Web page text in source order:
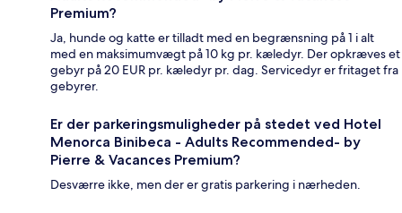
Premium?
Ja, hunde og katte er tilladt med en begrænsning på 1 i alt
med en maksimumvægt på 10 kg pr. kæledyr. Der opkræves et
gebyr på 20 EUR pr. kæledyr pr. dag. Servicedyr er fritaget fra
gebyrer.
Er der parkeringsmuligheder på stedet ved Hotel
Menorca Binibeca - Adults Recommended- by
Pierre & Vacances Premium?
Desværre ikke, men der er gratis parkering i nærheden.